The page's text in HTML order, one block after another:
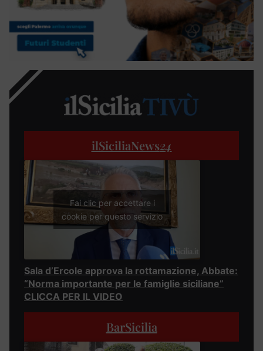
ilSiciliaNews24
Fai clic per accettare i
cookie per questo servizio
Sala d’Ercole approva la rottamazione, Abbate:
“Norma importante per le famiglie siciliane”
CLICCA PER IL VIDEO
BarSicilia